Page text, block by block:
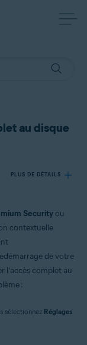
au disque
PLUS DE DÉTAILS
Security ou
contextuelle
de votre
l’accès complet au
:
sélectionnez Réglages